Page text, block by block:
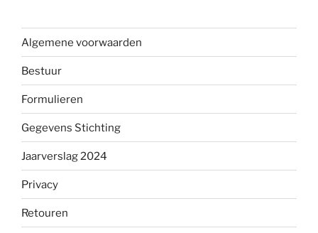
Algemene voorwaarden
Bestuur
Formulieren
Gegevens Stichting
Jaarverslag 2024
Privacy
Retouren